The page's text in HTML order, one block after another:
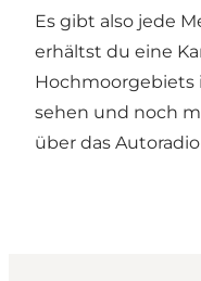
Es gibt also jede
erhältst du eine
Hochmoorgebiets
sehen und noch
über das